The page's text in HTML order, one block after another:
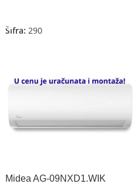
Šifra: 290
Midea AG-09NXD1.WIK